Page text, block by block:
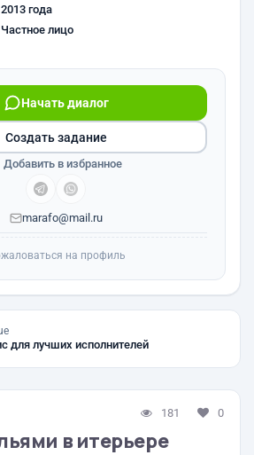
2013 года
Частное лицо
Начать диалог
marafo@mail.ru
Создать задание
Добавить в избранное
на профиль
для лучших исполнителей
181 0
в итерьере